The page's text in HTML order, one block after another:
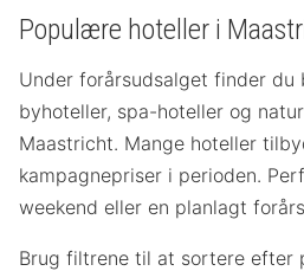
Populære hoteller i
Under forårsudsalget finder du
byhoteller, spa-hoteller og
Maastricht. Mange hoteller
kampagnepriser i perioden.
weekend eller en planlagt
Brug filtrene til at sortere efter